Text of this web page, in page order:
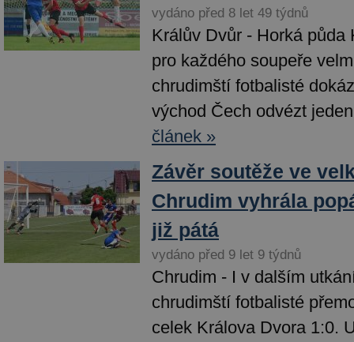
vydáno před 8 let 49 týdnů
Králův Dvůr - Horká půda
pro každého soupeře
chrudimští fotbalisté
východ Čech odvézt
článek »
Závěr soutěže ve
Chrudim vyhrála
již pátá
vydáno před 9 let 9 týdnů
Chrudim - I v dalším
chrudimští fotbalisté
celek Králova Dvora 1:0.